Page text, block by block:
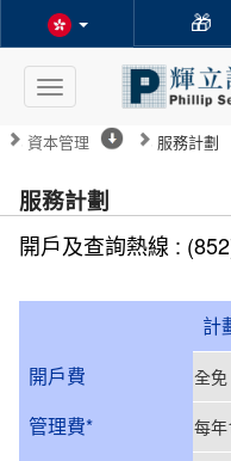
🎁
Toggle
navigation
資本管理 服務計劃
服務計劃
開戶及查詢熱線 :
計
開戶費
全免
管理費* 每